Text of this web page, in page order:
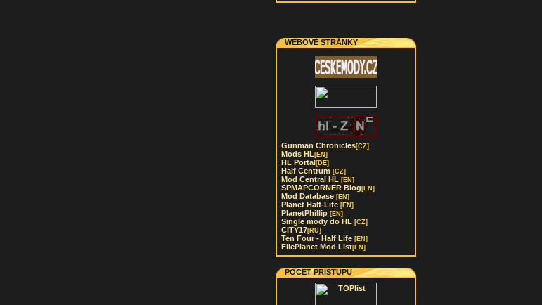
WEBOVÉ STRÁNKY
Gunman Chronicles[CZ]
Mods HL [EN]
HL Portal[DE]
Half Centrum [CZ]
Mod Central HL [EN]
SPMAPCORNER Blog [EN]
Mod Database [EN]
Planet Half-Life [EN]
PlanetPhillip [EN]
Single mody do HL [CZ]
CITY17[RU]
Ten Four - Half Life [EN]
FilePlanet Mod List[EN]
POČET PŘÍSTUPŮ